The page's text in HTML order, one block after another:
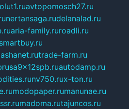
avtopomosch27.ru
nertansaga.rudelanalad.ru
aria-family.ruroadli.ru
ashanet.rutrade-farm.ru
autodamp.ru
nv750.rux-ton.ru
modopaper.rumanunae.ru
madoma.rutajuncos.ru